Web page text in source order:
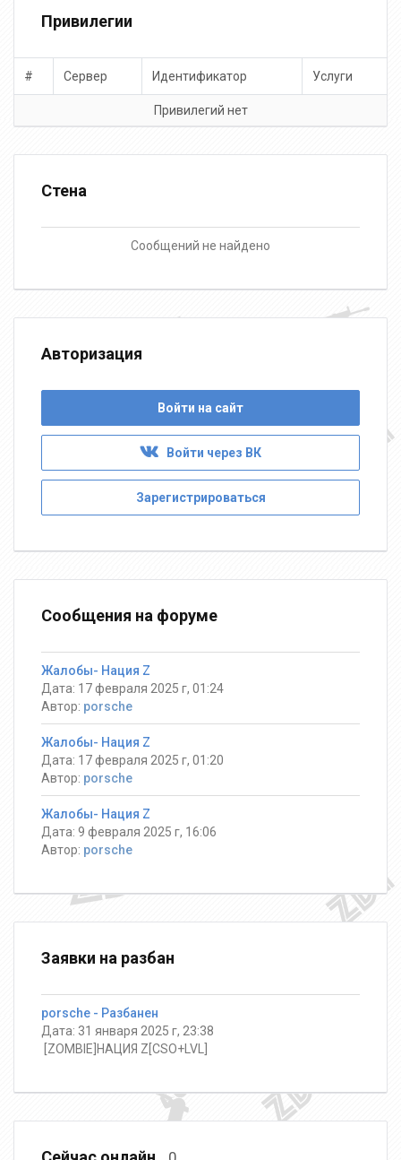
Привилегии
# Сервер Идентификатор Услуги
Привилегий нет
Стена
Сообщений не найдено
Авторизация
Войти на сайт
Войти через ВК
Зарегистрироваться
Сообщения на форуме
Жалобы- Нация Z
Дата: 17 февраля 2025 г, 01:24
Автор: porsche
Жалобы- Нация Z
Дата: 17 февраля 2025 г, 01:20
Автор: porsche
Жалобы- Нация Z
Дата: 9 февраля 2025 г, 16:06
Автор: porsche
Заявки на разбан
porsche - Разбанен
Дата: 31 января 2025 г, 23:38
️ [ZOMBIE]НАЦИЯ Z[CSO+LVL]